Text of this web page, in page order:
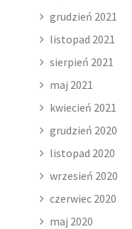
grudzień 2021
listopad 2021
sierpień 2021
maj 2021
kwiecień 2021
grudzień 2020
listopad 2020
wrzesień 2020
czerwiec 2020
maj 2020